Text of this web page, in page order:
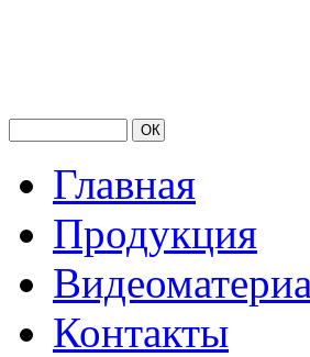
Главная
Продукция
Контакты